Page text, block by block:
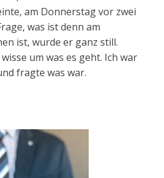
am Donnerstag vor zwei
was ist denn am
ist, wurde er ganz still.
um was es geht. Ich war
fragte was war.